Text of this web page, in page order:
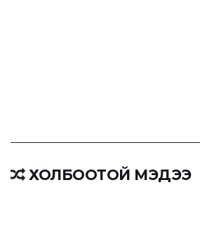
ХОЛБООТОЙ МЭДЭЭ